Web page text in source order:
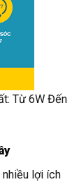
Từ 6W Đến
lợi ích